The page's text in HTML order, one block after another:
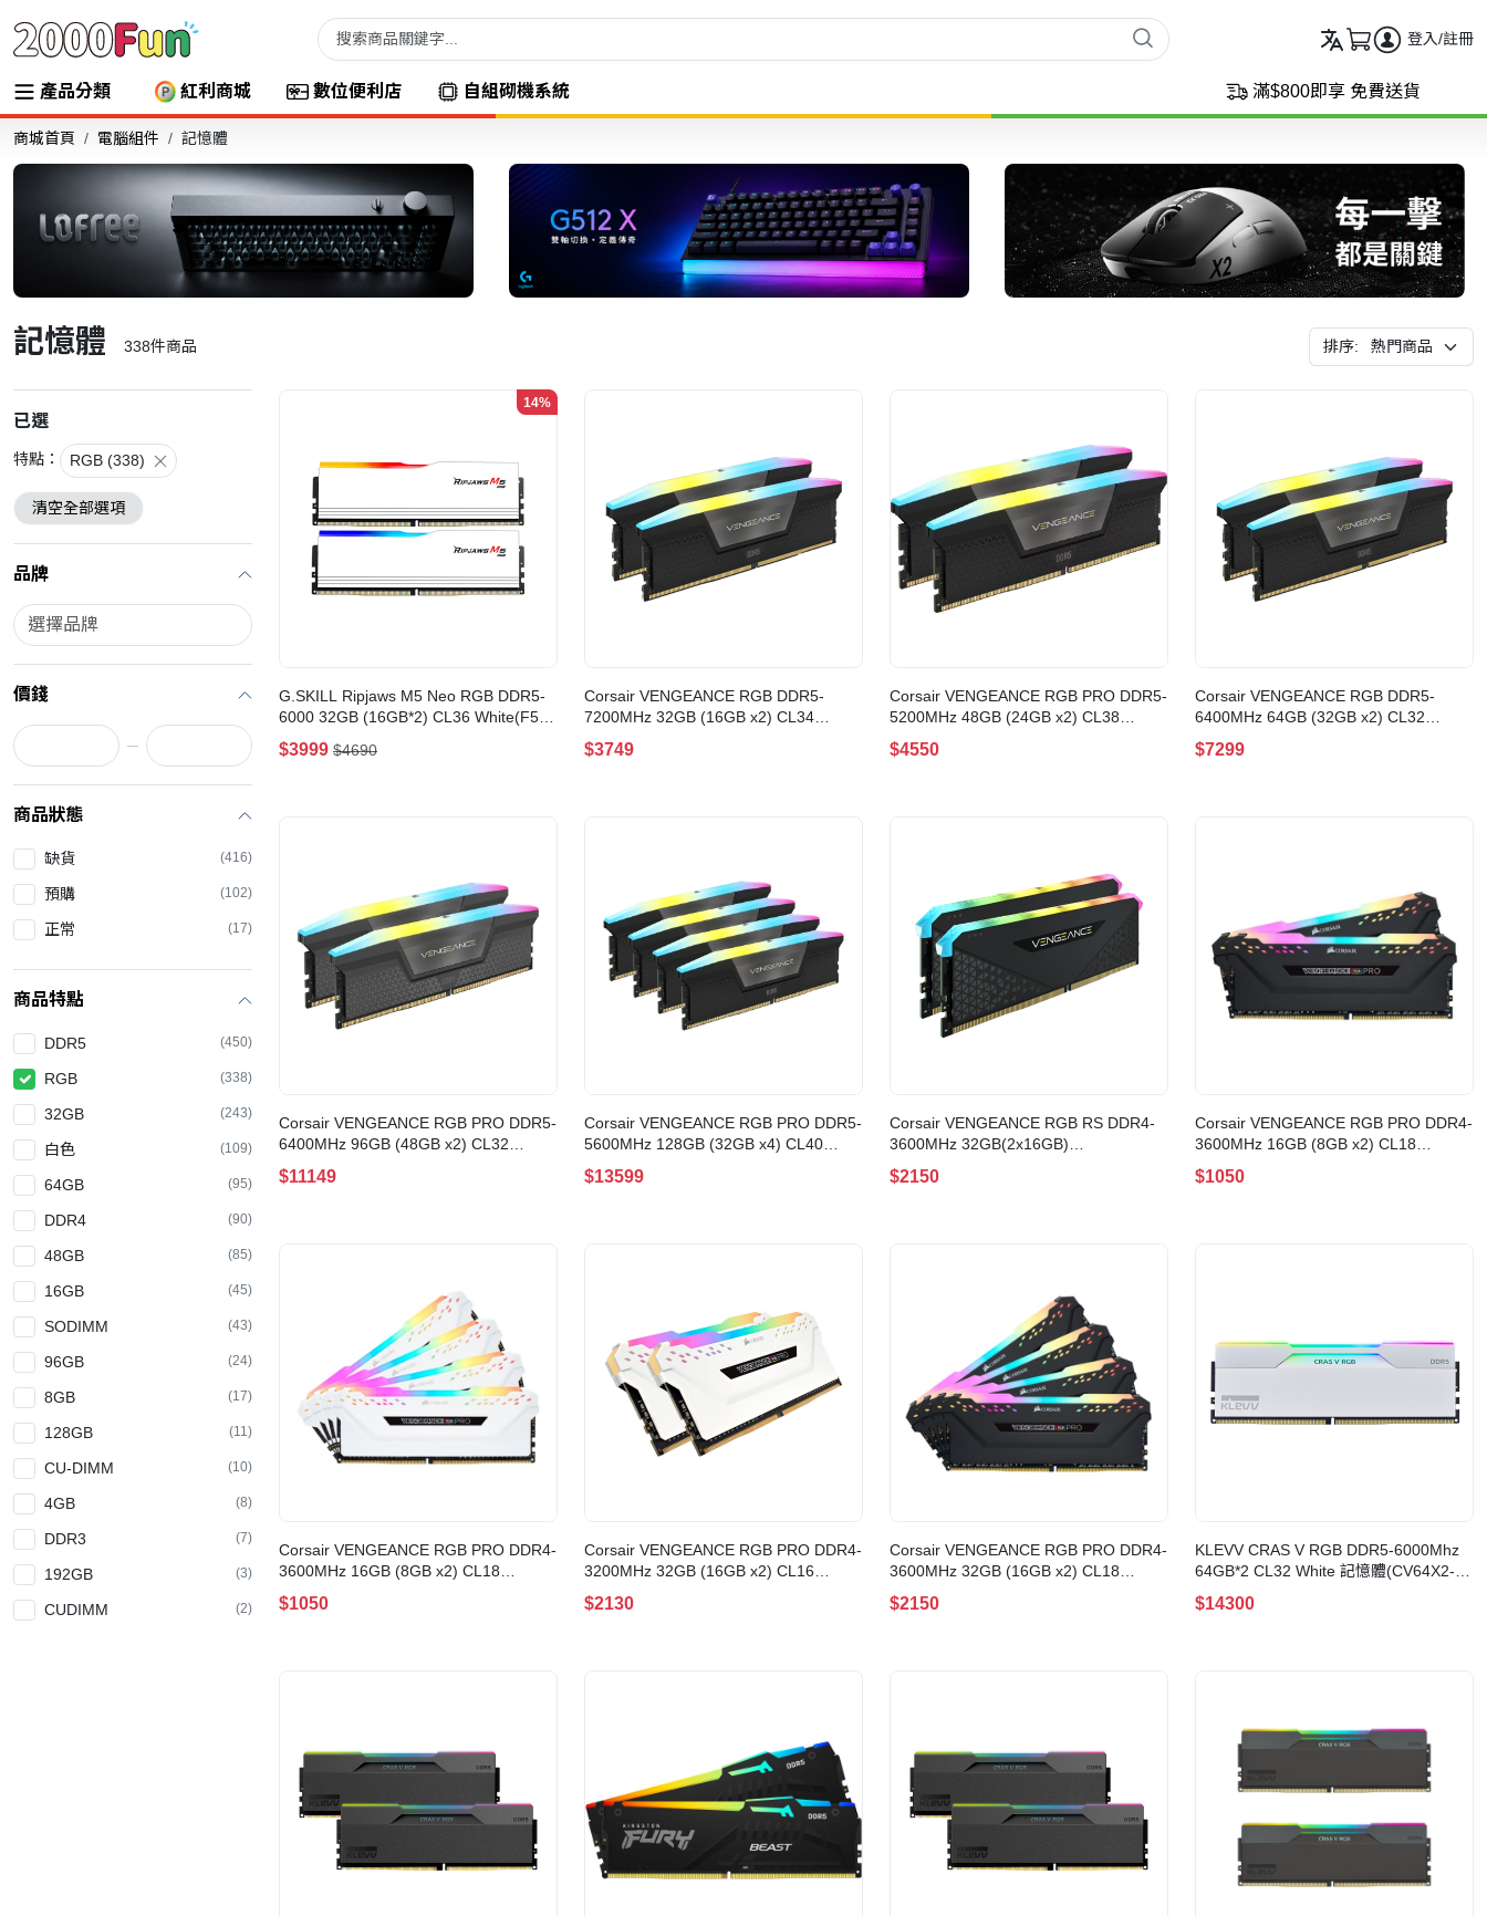
登入/註冊
產品分類 紅利商城 數位便利店 自組砌機系統 滿$800即享 免費送貨
商城首頁 電腦組件 記憶體
記憶體 338件商品 排序:
已選
特點： RGB (338)
清空全部選項
品牌
價錢
商品狀態
缺貨 (416)
預購 (102)
正常 (17)
商品特點
DDR5 (450)
RGB (338)
32GB (243)
白色 (109)
64GB (95)
DDR4 (90)
48GB (85)
16GB (45)
SODIMM (43)
96GB (24)
8GB (17)
128GB (11)
CU-DIMM (10)
4GB (8)
DDR3 (7)
192GB (3)
CUDIMM (2)
14%
G.SKILL Ripjaws M5 Neo RGB DDR5-
6000 32GB (16GB*2) CL36 White(F5-
6000J2836G16GX2-RM5NRW)
$3999 $4690
Corsair VENGEANCE RGB DDR5-
7200MHz 32GB (16GB x2) CL34
BLACK(CMH32GX5M2X7200C34)
$3749
Corsair VENGEANCE RGB PRO DDR5-
5200MHz 48GB (24GB x2) CL38
BLACK(CMH48GX5M2B5200C38)
$4550
Corsair VENGEANCE RGB DDR5-
6400MHz 64GB (32GB x2) CL32
BLACK(CMH64GX5M2B6400C32)
$7299
Corsair VENGEANCE RGB PRO DDR5-
6400MHz 96GB (48GB x2) CL32
BLACK(CMH96GX5M2B6400C32)
$11149
Corsair VENGEANCE RGB PRO DDR5-
5600MHz 128GB (32GB x4) CL40
BLACK(CMH128GX5M4B5600C40)
$13599
Corsair VENGEANCE RGB RS DDR4-
3600MHz 32GB(2x16GB)
C18(CMG32GX4M2D3600C18)
$2150
Corsair VENGEANCE RGB PRO DDR4-
3600MHz 16GB (8GB x2) CL18
BLACK(CMW16GX4M2Z3600C18)
$1050
Corsair VENGEANCE RGB PRO DDR4-
3600MHz 16GB (8GB x2) CL18
WHITE(CMW16GX4M2D3600C18W)
$1050
Corsair VENGEANCE RGB PRO DDR4-
3200MHz 32GB (16GB x2) CL16
WHITE(CMW32GX4M2E3200C16W)
$2130
Corsair VENGEANCE RGB PRO DDR4-
3600MHz 32GB (16GB x2) CL18
BLACK(CMW32GX4M2D3600C18)
$2150
KLEVV CRAS V RGB DDR5-6000Mhz
64GB*2 CL32 White 記憶體(CV64X2-
KD5CGUB80-60B320J)
$14300